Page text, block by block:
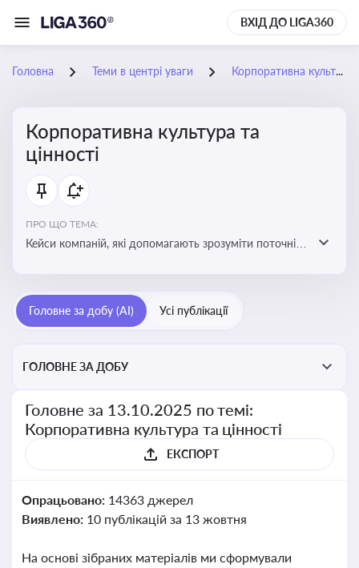
ВХІД ДО LIGA360
Головна Теми в центрі уваги Корпоративна культура та цінності
Корпоративна культура та
цінності
ПРО ЩО ТЕМА:
Кейси компаній, які допомагають зрозуміти поточні
бізнес-середовища
Головне за добу (AI) Усі публікації
ГОЛОВНЕ ЗА ДОБУ
Головне за 13.10.2025 по темі:
Корпоративна культура та цінності
ЕКСПОРТ
Опрацьовано: 14363 джерел
Виявлено: 10 публікацій за 13 жовтня
На основі зібраних матеріалів ми сформували